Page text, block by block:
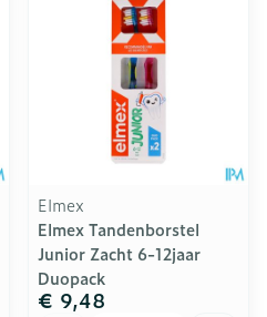
Elmex
Elmex Tandenborstel
Junior Zacht 6-12jaar
Duopack
€ 9,48